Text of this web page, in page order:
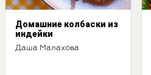
Домашние колбаски из
индейки
Даша Малахова